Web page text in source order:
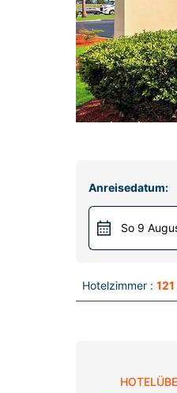
Anreisedatum:
So 9
Hotelzimmer : 121